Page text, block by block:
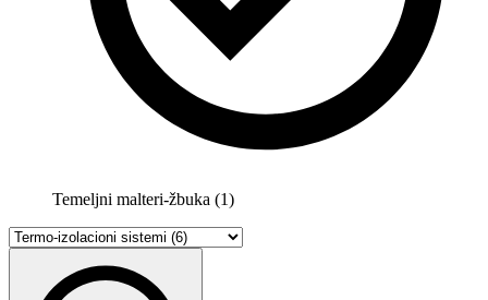
Temeljni malteri-žbuka (1)